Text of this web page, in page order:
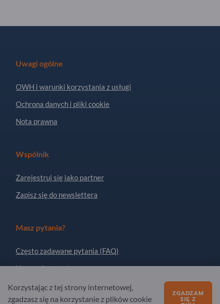
Uwagi ogólne
OWH i warunki korzystania z usługi
Ochrona danych i pliki cookie
Nota prawna
Wspólnik
Zarejestruj się jako partner
Zapisz się do newslettera
Masz pytania?
Często zadawane pytania (FAQ)
Nasza oferta usług
O nas
Korzystając z tej strony internetowej,
zgadzasz się na korzystanie z plików cookie
ZGADZAM
SIĘ Z